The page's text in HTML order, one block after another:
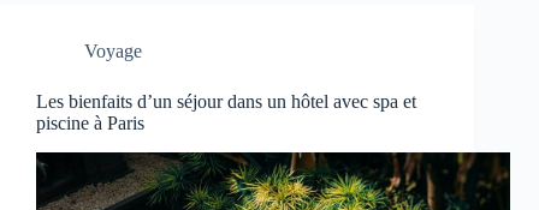
Voyage
Les bienfaits d’un séjour dans un hôtel avec spa et
piscine à Paris